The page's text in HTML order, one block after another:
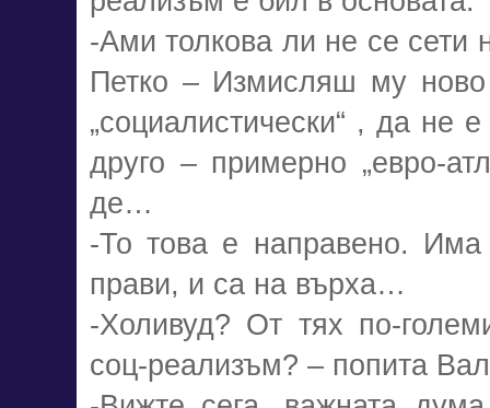
-Ами толкова ли не се сети
Петко – Измисляш му
„социалистически“ , да не
друго – примерно „евро-
де…
-То това е направено. Има
прави, и са на върха…
-Холивуд? От тях по-
соц-реализъм? – попита